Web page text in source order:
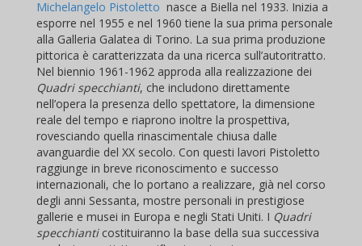
Michelangelo Pistoletto nasce a Biella nel 1933. Inizia a
esporre nel 1955 e nel 1960 tiene la sua prima personale
alla Galleria Galatea di Torino. La sua prima produzione
pittorica è caratterizzata da una ricerca sull’autoritratto.
Nel biennio 1961-1962 approda alla realizzazione dei
Quadri specchianti, che includono direttamente
nell’opera la presenza dello spettatore, la dimensione
reale del tempo e riaprono inoltre la prospettiva,
rovesciando quella rinascimentale chiusa dalle
avanguardie del XX secolo. Con questi lavori Pistoletto
raggiunge in breve riconoscimento e successo
internazionali, che lo portano a realizzare, già nel corso
degli anni Sessanta, mostre personali in prestigiose
gallerie e musei in Europa e negli Stati Uniti. I Quadri
specchianticostituiranno la base della sua successiva